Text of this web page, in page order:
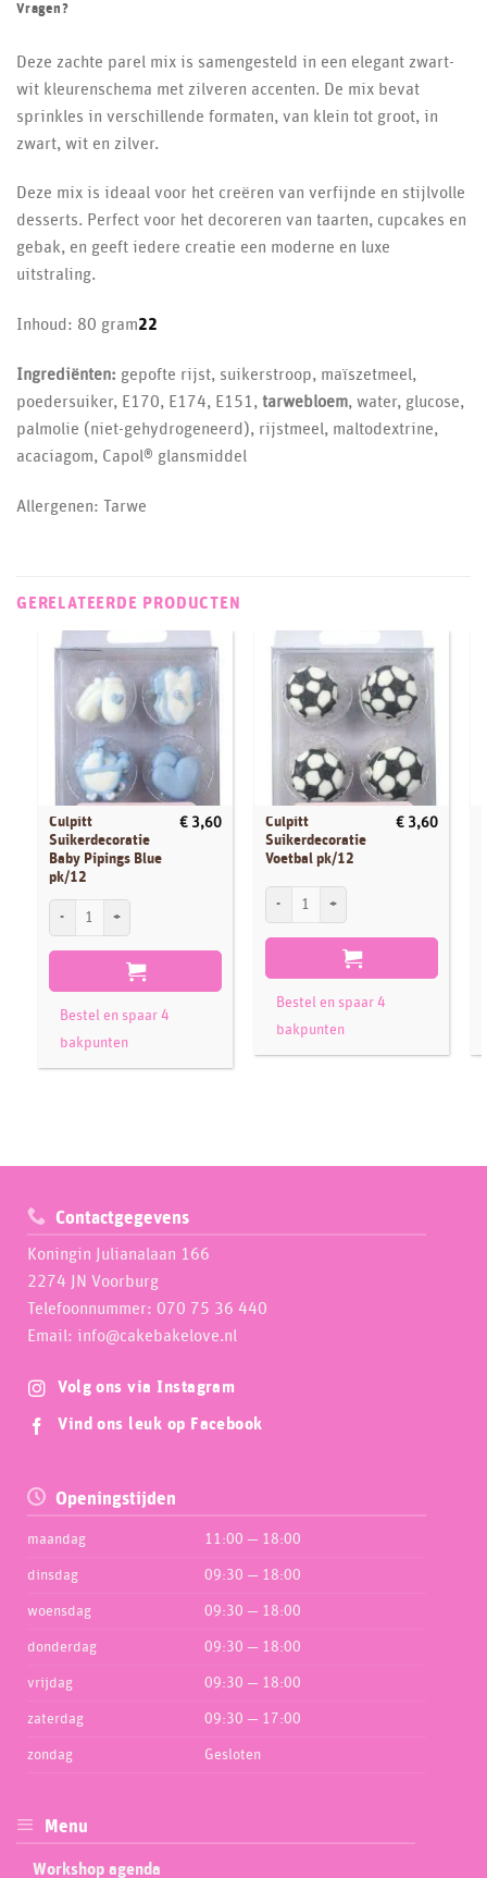
Vragen?
Deze zachte parel mix is samengesteld in een elegant zwart-
wit kleurenschema met zilveren accenten. De mix bevat
sprinkles in verschillende formaten, van klein tot groot, in
zwart, wit en zilver.
Deze mix is ideaal voor het creëren van verfijnde en stijlvolle
desserts. Perfect voor het decoreren van taarten, cupcakes en
gebak, en geeft iedere creatie een moderne en luxe
uitstraling.
Inhoud: 80 gram22
beschikbaar
Ingrediënten: gepofte rijst, suikerstroop, maïszetmeel,
poedersuiker, E170, E174, E151, tarwebloem, water, glucose,
palmolie (niet-gehydrogeneerd), rijstmeel, maltodextrine,
acaciagom, Capol® glansmiddel
Allergenen: Tarwe
GERELATEERDE PRODUCTEN
Culpitt
Suikerdecoratie
Baby Pipings Blue
pk/12
€ 3,60
Culpitt Suikerdecoratie Baby Pipings Blue pk/12 aantal
Bestel en spaar 4
bakpunten
Culpitt
Suikerdecoratie
Voetbal pk/12
€ 3,60
Bestel en spaar 4
bakpunten
Contactgegevens
Koningin Julianalaan 166
2274 JN Voorburg
Telefoonnummer: 070 75 36 440
Email: info@cakebakelove.nl
Volg ons via Instagram
Vind ons leuk op Facebook
Openingstijden
maandag 11:00 — 18:00
dinsdag 09:30 — 18:00
woensdag 09:30 — 18:00
donderdag 09:30 — 18:00
vrijdag 09:30 — 18:00
zaterdag 09:30 — 17:00
zondag Gesloten
Menu
Workshop agenda